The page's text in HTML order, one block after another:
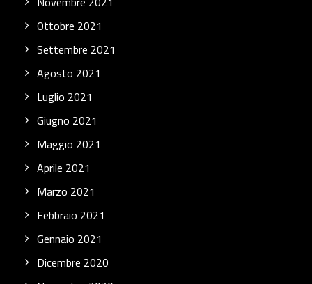
Ottobre 2021
Settembre 2021
Agosto 2021
Luglio 2021
Giugno 2021
Maggio 2021
Aprile 2021
Marzo 2021
Febbraio 2021
Gennaio 2021
Dicembre 2020